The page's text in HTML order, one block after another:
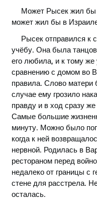
Может Рысек жил бы
может жил бы в
Рысек отправился к
учёбу. Она была
его любила, и к тому
сравнению с домом во
правила. Слово
случае ему грозило
правду и в ход сразу
Самые большие
минуту. Можно было
когда к ней
нервной. Родилась в
рестораном перед
недалеко от границы с
стене для расстрела.
осталась.